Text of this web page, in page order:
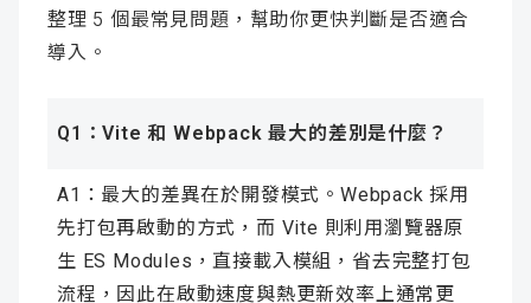
整理 5 個最常見問題，幫助你更快判斷是否適合
導入。
Q1：Vite 和 Webpack 最大的差別是什麼？
A1：最大的差異在於開發模式。Webpack 採用
先打包再啟動的方式，而 Vite 則利用瀏覽器原
生 ES Modules，直接載入模組，省去完整打包
流程，因此在啟動速度與熱更新效率上通常更